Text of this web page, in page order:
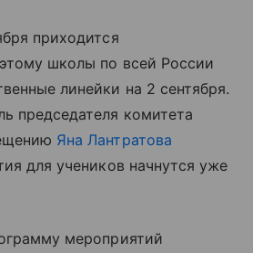
приходится
школы по всей России
линейки на 2 сентября.
председателя комитета
Яна Лантратова
для учеников начнутся уже
мероприятий